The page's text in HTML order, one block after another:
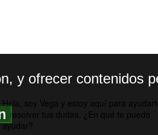
DE PRIVACIDAD
y ofrecer contenidos